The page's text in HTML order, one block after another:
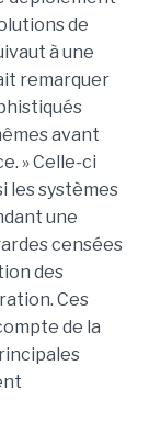
de
à une
remarquer
avant
» Celle-ci
les systèmes
une
censées
des
Ces
de la